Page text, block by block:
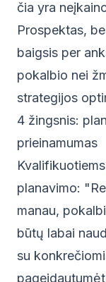
čia yra
Prospektas,
baigsis per
pokalbio nei
strategijos
4 žingsnis:
prieinamumas
planavimo:
manau,
būtų labai
su